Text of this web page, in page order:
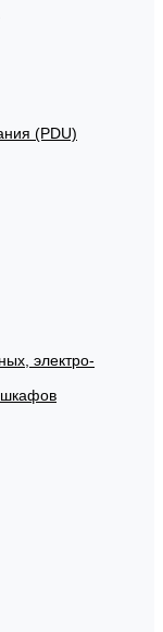
(PDU)
электро-
шкафов